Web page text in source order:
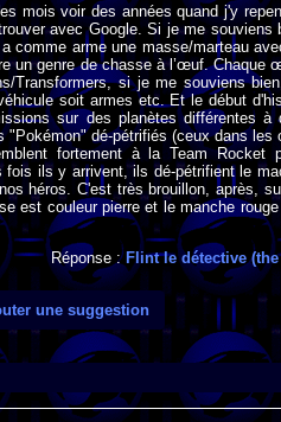
mois voir des années quand j'y
avec Google. Si je me souviens
comme arme une masse/marteau
un genre de chasse à l’œuf. Chaque
Transformers, si je me souviens
soit armes etc. Et le début
sur des planètes différentes à
"Pokémon" dé-pétrifiés (ceux dans
fortement à la Team Rocket
ils y arrivent, ils dé-pétrifient le
héros. C'est très brouillon, après,
est couleur pierre et le manche
Réponse : Flint le détective
une suggestion